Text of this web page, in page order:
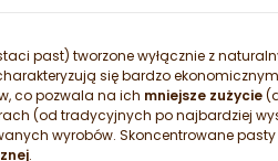
past) tworzone wyłącznie z
się bardzo
co pozwala na ich mniejsze zużycie
(od tradycyjnych po najbardziej
wyrobów. Skoncentrowane
.